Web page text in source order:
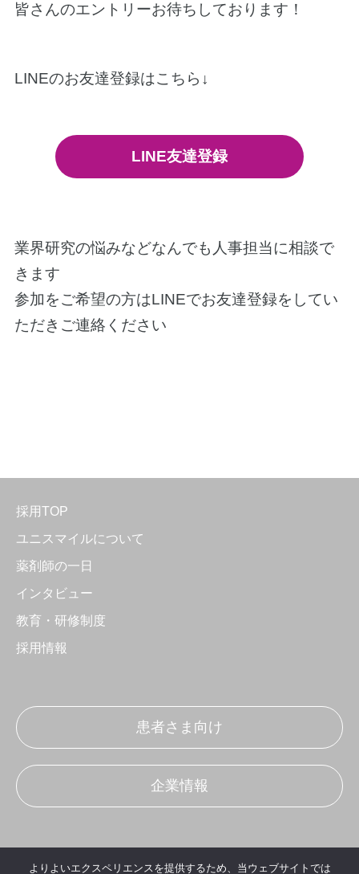
皆さんのエントリーお待ちしております！
LINEのお友達登録はこちら↓
LINE友達登録
業界研究の悩みなどなんでも人事担当に相談で
きます
参加をご希望の方はLINEでお友達登録をしてい
ただきご連絡ください
採用TOP
ユニスマイルについて
薬剤師の一日
インタビュー
教育・研修制度
採用情報
患者さま向け
企業情報
よりよいエクスペリエンスを提供するため、当ウェブサイトでは